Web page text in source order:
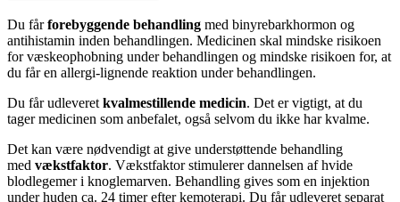
Du fårforebyggende behandling med binyrebarkhormon og
antihistamin inden behandlingen. Medicinen skal mindske risikoen
for væskeophobning under behandlingen og mindske risikoen for, at
du får en allergi-lignende reaktion under behandlingen.
Du får udleveret kvalmestillende medicin. Det er vigtigt, at du
tager medicinen som anbefalet, også selvom du ikke har kvalme.
Det kan være nødvendigt at give understøttende behandling
med vækstfaktor. Vækstfaktor stimulerer dannelsen af hvide
blodlegemer i knoglemarven. Behandling gives som en injektion
under huden ca. 24 timer efter kemoterapi. Du får udleveret separat